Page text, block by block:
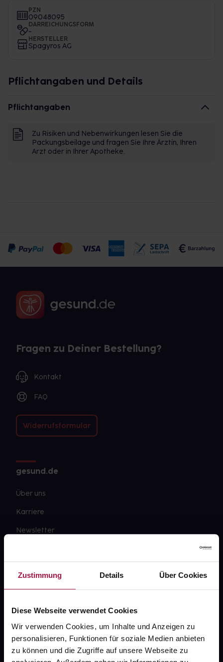
Zustimmung Details Über Cookies
Diese Webseite verwendet Cookies
Wir verwenden Cookies, um Inhalte und Anzeigen zu
personalisieren, Funktionen für soziale Medien anbieten
zu können und die Zugriffe auf unsere Webseite zu
PZN
09048095
DARREICHUNGSFORM
-
HERSTELLER
Spagyros AG
Pflichtangaben und Details
Pflichtangaben
Zu Risiken und Nebenwirkungen lesen Sie die
Packungsbeilage und fragen Sie Ihre Ärztin, Ihren
Arzt oder in Ihrer Apotheke.
Fragen zu Deiner Bestellung?
Kontakt
FAQ
Widerrufsformular
gesund.de
Über uns
Karriere
Newsletter
Datenschutz
AGB
Impressum